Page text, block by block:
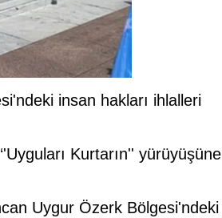
insan hakları ihlalleri
Kurtarın'' yürüyüşüne
Uygur Özerk Bölgesi'ndeki